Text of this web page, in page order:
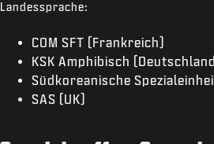
Landessprache:
COM SFT (Frankreich)
KSK Amphibisch
Südkoreanische
SAS (UK)